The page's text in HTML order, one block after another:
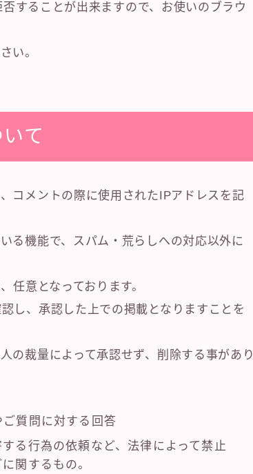
することが出来ますので、お使いのブラウ
い。
て
コメントの際に使用されたIPアドレスを記
る機能で、スパム・荒らしへの対応以外に
任意となっております。
し、承認した上での掲載となりますことを
の裁量によって承認せず、削除する事があり
質問に対する回答
る行為の依頼など、法律によって禁止
関するもの。